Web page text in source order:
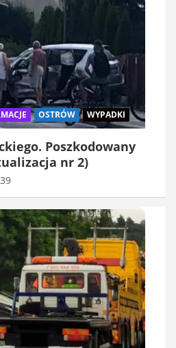
OSTRÓW WYPADKI
Poszkodowany
nr 2)
39